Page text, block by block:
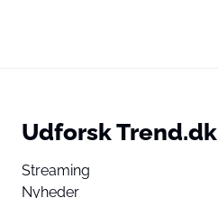
Udforsk Trend.dk
Streaming
Nyheder